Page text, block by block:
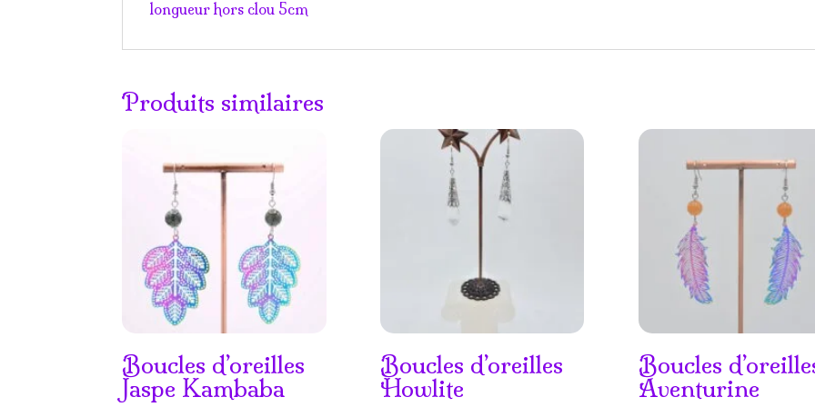
longueur hors clou 5cm
Produits similaires
Boucles d’oreilles
Jaspe Kambaba
Boucles d’oreilles
Howlite
Boucles
Aventurine